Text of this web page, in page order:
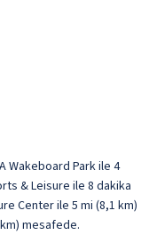
Wakeboard Park ile 4
& Leisure ile 8 dakika
Center ile 5 mi (8,1 km)
mesafede.